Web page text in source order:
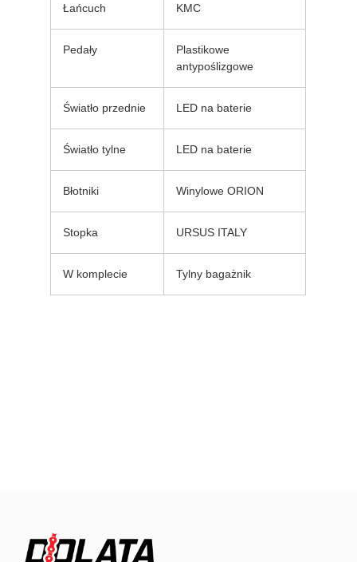
Łańcuch KMC
Pedały
Plastikowe
antypoślizgowe
Światło przednie LED na baterie
Światło tylne LED na baterie
Błotniki Winylowe ORION
Stopka URSUS ITALY
W komplecie Tylny bagażnik